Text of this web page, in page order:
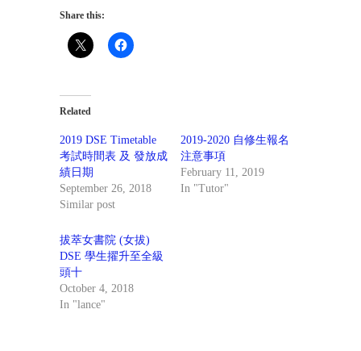
Share this:
Related
2019 DSE Timetable
考試時間表 及 發放成
績日期
September 26, 2018
Similar post
2019-2020 自修生報名
注意事項
February 11, 2019
In "Tutor"
拔萃女書院 (女拔)
DSE 學生擢升至全級
頭十
October 4, 2018
In "lance"